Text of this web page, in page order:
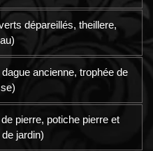
dépareillés, theillere,
ancienne, trophée de
pierre, potiche pierre et
jardin)